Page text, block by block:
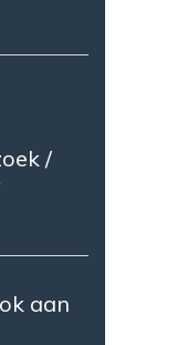
/
aan